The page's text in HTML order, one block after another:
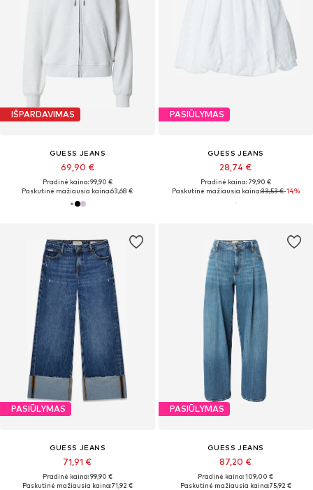
IŠPARDAVIMAS
GUESS JEANS
69,90 €
Pradinė kaina: 99,90 €
Paskutinė mažiausia kaina:63,68 €
PASIŪLYMAS
GUESS JEANS
28,74 €
Pradinė kaina: 79,90 €
Paskutinė mažiausia kaina:33,53 €-14%
PASIŪLYMAS
GUESS JEANS
71,91 €
Pradinė kaina: 99,90 €
Paskutinė mažiausia kaina:71,92 €
PASIŪLYMAS
GUESS JEANS
87,20 €
Pradinė kaina: 109,00 €
Paskutinė mažiausia kaina:75,92 €